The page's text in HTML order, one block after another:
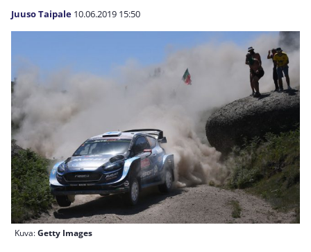
Juuso Taipale 10.06.2019 15:50
Kuva:Getty Images